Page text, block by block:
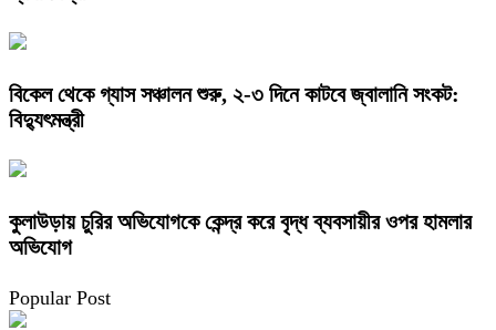
বিকেল থেকে গ্যাস সঞ্চালন শুরু, ২-৩ দিনে কাটবে জ্বালানি সংকট:
বিদ্যুৎমন্ত্রী
কুলাউড়ায় চুরির অভিযোগকে কেন্দ্র করে বৃদ্ধ ব্যবসায়ীর ওপর হামলার
অভিযোগ
Popular Post